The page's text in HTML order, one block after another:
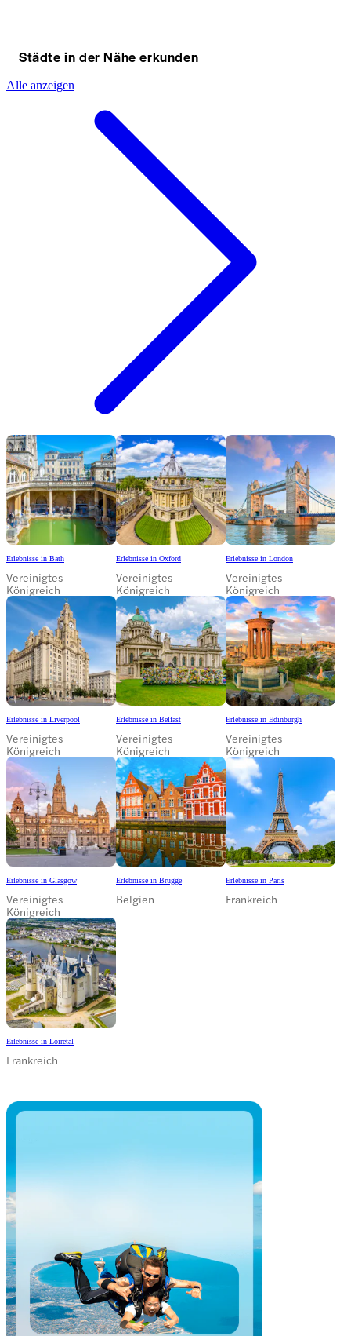
Städte in der Nähe erkunden
Alle anzeigen
Erlebnisse in Bath
Vereinigtes
Königreich
Erlebnisse in Oxford
Vereinigtes
Königreich
Erlebnisse in London
Vereinigtes
Königreich
Erlebnisse in Liverpool
Vereinigtes
Königreich
Erlebnisse in Belfast
Vereinigtes
Königreich
Erlebnisse in Edinburgh
Vereinigtes
Königreich
Erlebnisse in Glasgow
Vereinigtes
Königreich
Erlebnisse in Brügge
Belgien
Erlebnisse in Paris
Frankreich
Erlebnisse in Loiretal
Frankreich